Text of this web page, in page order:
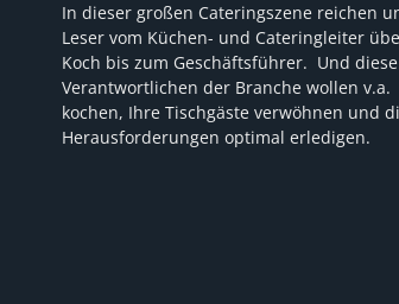
In dieser großen Cateringszene reichen
Leser vom Küchen- und Cateringleiter
Koch bis zum Geschäftsführer. Und diese
Verantwortlichen der Branche wollen v.a.
kochen, Ihre Tischgäste verwöhnen und
Herausforderungen optimal erledigen.